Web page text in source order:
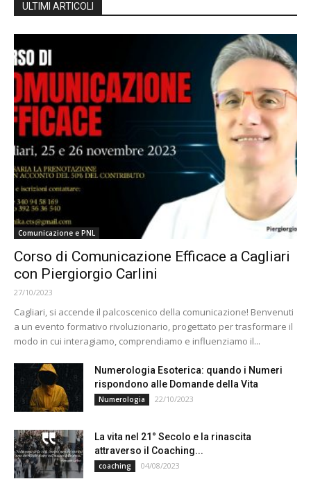
ULTIMI ARTICOLI
Comunicazione e PNL
Corso di Comunicazione Efficace a Cagliari
con Piergiorgio Carlini
27/10/2023
Cagliari, si accende il palcoscenico della comunicazione! Benvenuti
a un evento formativo rivoluzionario, progettato per trasformare il
modo in cui interagiamo, comprendiamo e influenziamo il...
Numerologia Esoterica: quando i Numeri
rispondono alle Domande della Vita
Numerologia 22/10/2023
La vita nel 21° Secolo e la rinascita
attraverso il Coaching...
coaching 04/08/2023